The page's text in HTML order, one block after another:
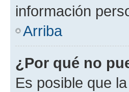
información
Arriba
¿Por qué no
Es posible que